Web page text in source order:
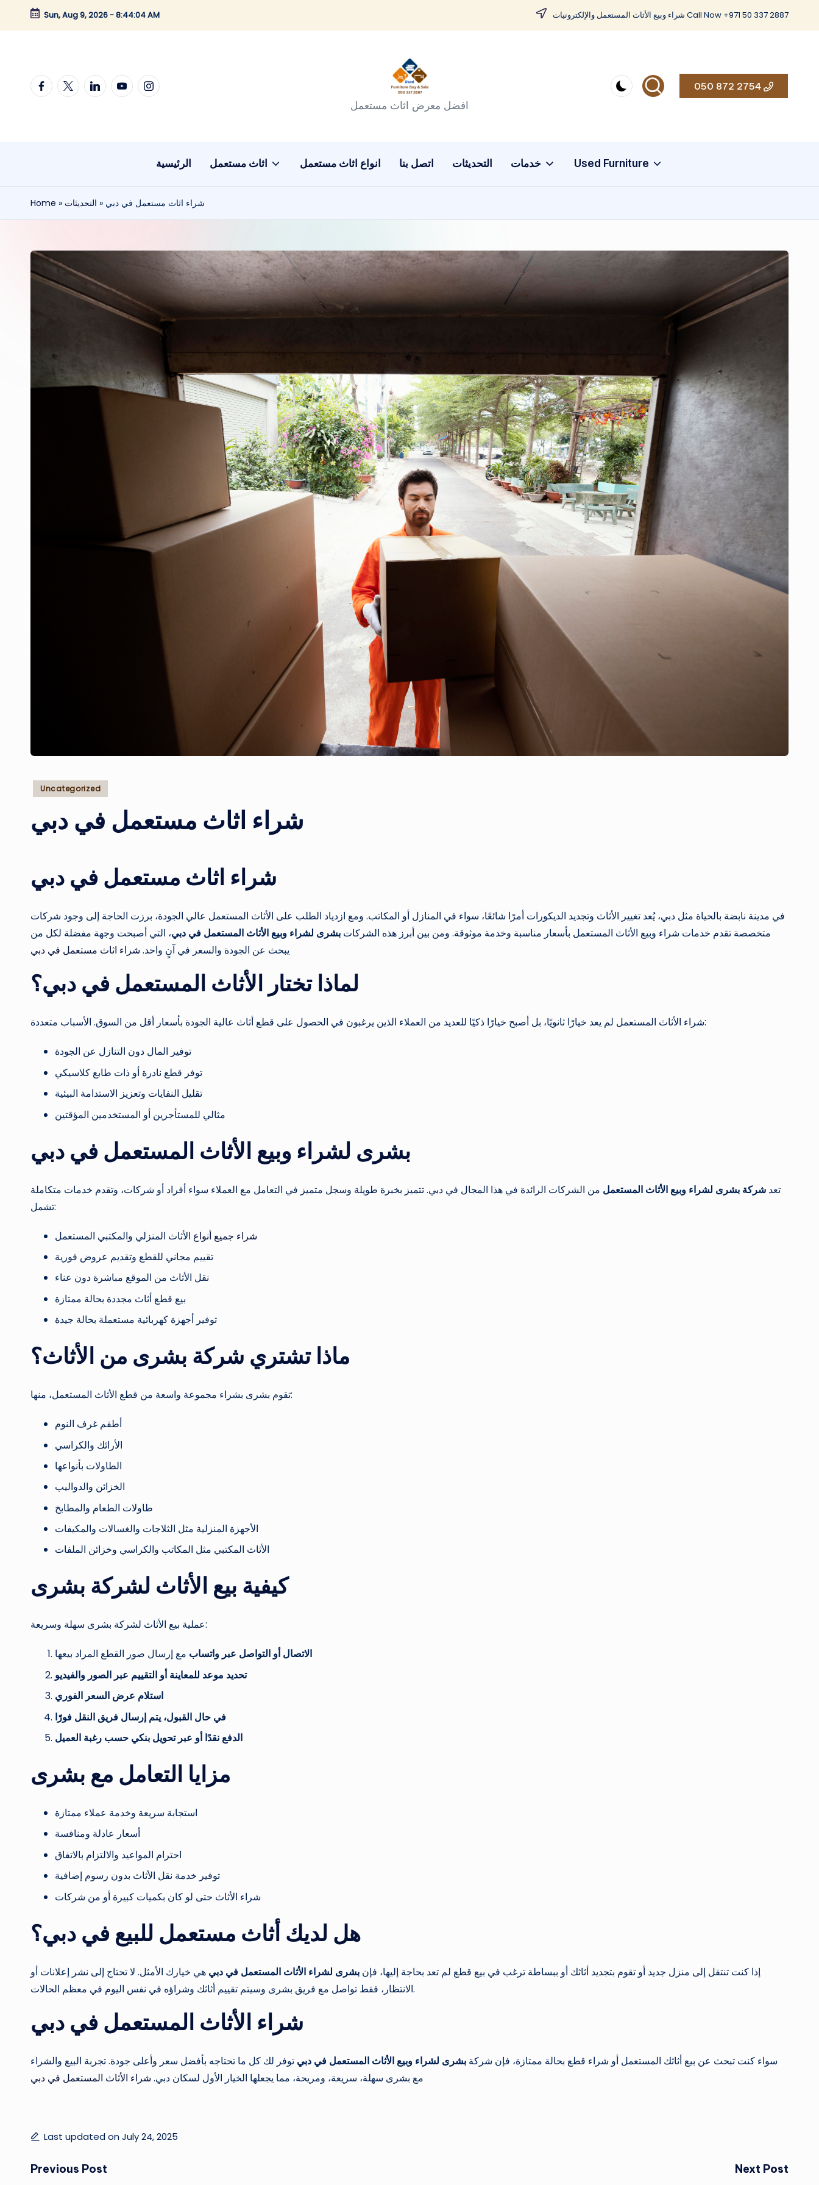
Skip
Sun, Aug 9, 2026-8:44:05 AM شراء وبيع الأثاث المستعمل والإلكترونيات Call Now +971 50 337 2887
Facebook
twitterlinkedinyoutubeinstagram
افضل معرض اثاث مستعمل
050 872 2754
الرئيسية اثاث مستعمل انواع اثاث مستعمل اتصل بنا التحديثات خدمات Used Furniture
Home » التحديثات » شراء اثاث مستعمل في دبي
Posted
Uncategorized
شراء اثاث مستعمل في دبي
شراء اثاث مستعمل في دبي
في مدينة نابضة بالحياة مثل دبي، يُعد تغيير الأثاث وتجديد الديكورات أمرًا شائعًا، سواء في المنازل أو المكاتب. ومع ازدياد الطلب على الأثاث المستعمل عالي الجودة، برزت الحاجة إلى وجود شركات
متخصصة تقدم خدمات شراء وبيع الأثاث المستعمل بأسعار مناسبة وخدمة موثوقة. ومن بين أبرز هذه الشركات بشرى لشراء وبيع الأثاث المستعمل في دبي، التي أصبحت وجهة مفضلة لكل من
يبحث عن الجودة والسعر في آنٍ واحد. شراء اثاث مستعمل في دبي
لماذا تختار الأثاث المستعمل في دبي؟
شراء الأثاث المستعمل لم يعد خيارًا ثانويًا، بل أصبح خيارًا ذكيًا للعديد من العملاء الذين يرغبون في الحصول على قطع أثاث عالية الجودة بأسعار أقل من السوق. الأسباب متعددة:
توفير المال دون التنازل عن الجودة
توفر قطع نادرة أو ذات طابع كلاسيكي
تقليل النفايات وتعزيز الاستدامة البيئية
مثالي للمستأجرين أو المستخدمين المؤقتين
بشرى لشراء وبيع الأثاث المستعمل في دبي
تعد شركة بشرى لشراء وبيع الأثاث المستعمل من الشركات الرائدة في هذا المجال في دبي. تتميز بخبرة طويلة وسجل متميز في التعامل مع العملاء سواء أفراد أو شركات، وتقدم خدمات متكاملة
تشمل:
شراء جميع أنواع الأثاث المنزلي والمكتبي المستعمل
تقييم مجاني للقطع وتقديم عروض فورية
نقل الأثاث من الموقع مباشرة دون عناء
بيع قطع أثاث مجددة بحالة ممتازة
توفير أجهزة كهربائية مستعملة بحالة جيدة
ماذا تشتري شركة بشرى من الأثاث؟
تقوم بشرى بشراء مجموعة واسعة من قطع الأثاث المستعمل، منها:
أطقم غرف النوم
الأرائك والكراسي
الطاولات بأنواعها
الخزائن والدواليب
طاولات الطعام والمطابخ
الأجهزة المنزلية مثل الثلاجات والغسالات والمكيفات
الأثاث المكتبي مثل المكاتب والكراسي وخزائن الملفات
كيفية بيع الأثاث لشركة بشرى
عملية بيع الأثاث لشركة بشرى سهلة وسريعة:
الاتصال أو التواصل عبر واتساب مع إرسال صور القطع المراد بيعها
تحديد موعد للمعاينة أو التقييم عبر الصور والفيديو
استلام عرض السعر الفوري
في حال القبول، يتم إرسال فريق النقل فورًا
الدفع نقدًا أو عبر تحويل بنكي حسب رغبة العميل
مزايا التعامل مع بشرى
استجابة سريعة وخدمة عملاء ممتازة
أسعار عادلة ومنافسة
احترام المواعيد والالتزام بالاتفاق
توفير خدمة نقل الأثاث بدون رسوم إضافية
شراء الأثاث حتى لو كان بكميات كبيرة أو من شركات
هل لديك أثاث مستعمل للبيع في دبي؟
إذا كنت تنتقل إلى منزل جديد أو تقوم بتجديد أثاثك أو ببساطة ترغب في بيع قطع لم تعد بحاجة إليها، فإن بشرى لشراء الأثاث المستعمل في دبي هي خيارك الأمثل. لا تحتاج إلى نشر إعلانات أو
الانتظار، فقط تواصل مع فريق بشرى وسيتم تقييم أثاثك وشراؤه في نفس اليوم في معظم الحالات.
شراء الأثاث المستعمل في دبي
سواء كنت تبحث عن بيع أثاثك المستعمل أو شراء قطع بحالة ممتازة، فإن شركة بشرى لشراء وبيع الأثاث المستعمل في دبي توفر لك كل ما تحتاجه بأفضل سعر وأعلى جودة. تجربة البيع والشراء
مع بشرى سهلة، سريعة، ومريحة، مما يجعلها الخيار الأول لسكان دبي. شراء الأثاث المستعمل في دبي
Last updated on July 24, 2025
Post
Previous Post Next Post